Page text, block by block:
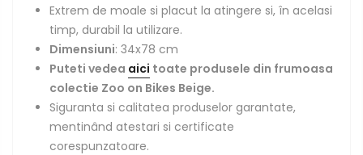
Extrem de moale si placut la atingere si, în acelasi
timp, durabil la utilizare.
Dimensiuni: 34x78 cm
Puteti vedea aici toate produsele din frumoasa
colectie Zoo on Bikes Beige.
Siguranta si calitatea produselor garantate,
mentinând atestari si certificate
corespunzatoare.